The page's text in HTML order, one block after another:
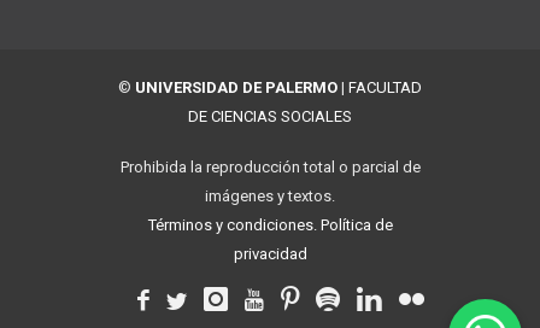
© UNIVERSIDAD DE PALERMO | FACULTAD
DE CIENCIAS SOCIALES
Prohibida la reproducción total o parcial de
imágenes y textos.
Términos y condiciones. Política de
privacidad